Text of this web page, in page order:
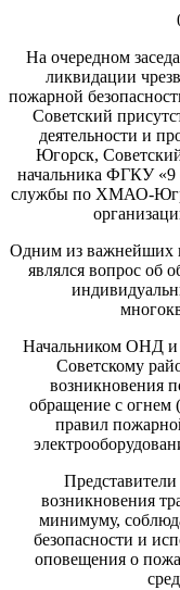
На очередном
ликвидации
пожарной
Советский
деятельности и
Югорск,
начальника ФГКУ «9
службы по ХМАО-
Одним из важнейших
являлся вопрос об
Начальником ОНД и
Советскому
возникновения
обращение с огнем
правил
возникновения
минимуму,
безопасности и
оповещения о